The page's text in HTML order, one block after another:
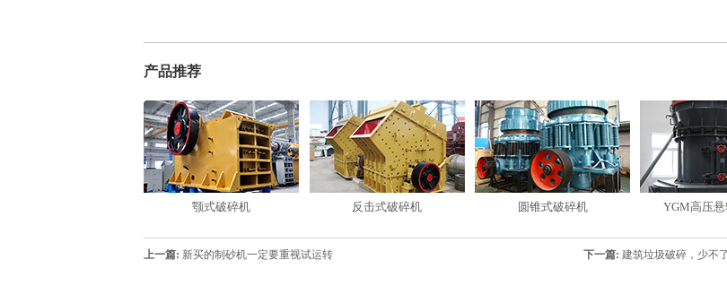
产品推荐
颚式破碎机 反击式破碎机 圆锥式破碎机 YGM高压
上一篇: 新买的制砂机一定要重视试运转 下一篇: 建筑垃圾破碎，少不